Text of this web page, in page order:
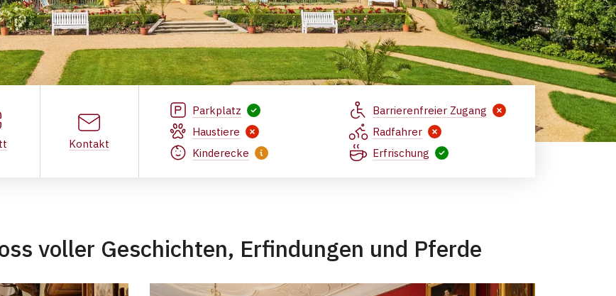
Zámek Slatiňany, autor: Lukáš Zeman, nepodléhá Creative Commons
Kontakt
Parkplatz
Barrierenfreier Zugang
Haustiere
Radfahrer
Kinderecke
Erfrischung
voller Geschichten, Erfindungen und Pferde